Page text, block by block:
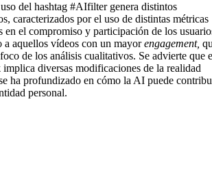
del hashtag #AIfilter genera distintos
caracterizados por el uso de distintas métricas
en el compromiso y participación de los
a aquellos vídeos con un mayorengagement,
de los análisis cualitativos. Se advierte que
diversas modificaciones de la realidad
ha profundizado en cómo la AI puede
personal.